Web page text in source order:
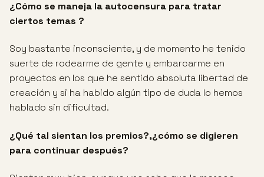
¿Cómo se maneja la autocensura para tratar
ciertos temas ?
Soy bastante inconsciente, y de momento he tenido
suerte de rodearme de gente y embarcarme en
proyectos en los que he sentido absoluta libertad de
creación y si ha habido algún tipo de duda lo hemos
hablado sin dificultad.
¿Qué tal sientan los premios?,¿cómo se digieren
para continuar después?